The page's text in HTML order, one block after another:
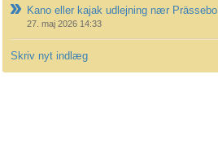
Kano eller kajak udlejning nær Prässebo
27. maj 2026 14:33
Skriv nyt indlæg